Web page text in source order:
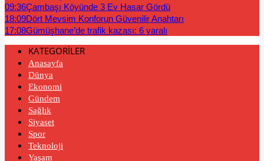
09:36Çambaşı Köyünde 3 Ev Hasar Gördü
18:09Dört Mevsim Konforun Güvenilir Anahtarı
17:08Gümüşhane’de trafik kazası: 6 yaralı
KATEGORİLER
Anasayfa
Dünya
Ekonomi
Gündem
Sağlık
Siyaset
Spor
Teknoloji
Yaşam